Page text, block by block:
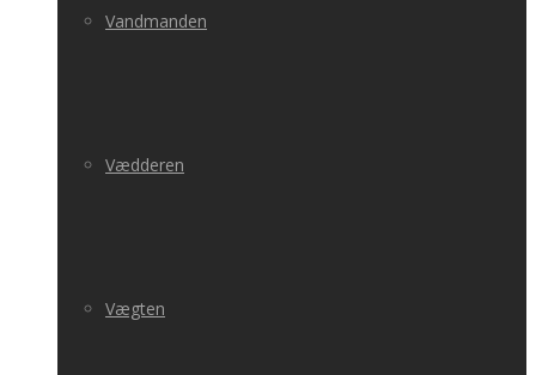
Vandmanden
Vædderen
Vægten